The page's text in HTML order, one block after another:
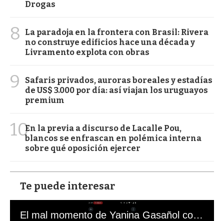
Drogas
8
La paradoja en la frontera con Brasil: Rivera
no construye edificios hace una década y
Livramento explota con obras
9
Safaris privados, auroras boreales y estadías
de US$ 3.000 por día: así viajan los uruguayos
premium
10En la previa a discurso de Lacalle Pou,
blancos se enfrascan en polémica interna
sobre qué oposición ejercer
Te puede interesar
El mal momento de Yanina Gasañol con un hincha argentino en "Subrayado"